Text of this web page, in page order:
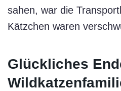
sahen, war die
Kätzchen waren
Glückliches